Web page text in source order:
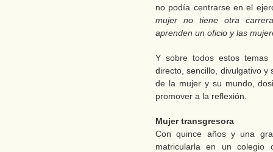
no podía centrarse en el
mujer no tiene otra
aprenden un oficio y las
Y sobre todos estos temas
directo, sencillo, divulgativo y
de la mujer y su mundo,
promover a la reflexión.
Mujer transgresora
Con quince años y una
matricularla en un colegio